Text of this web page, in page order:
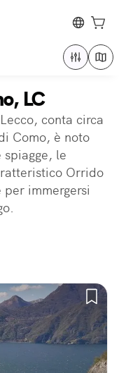
LC
conta circa
Como, è noto
le
Orrido
immergersi